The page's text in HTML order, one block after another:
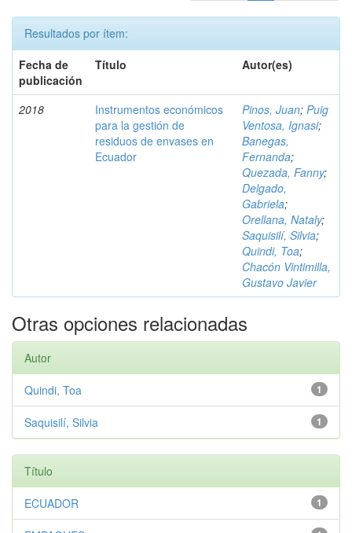
Resultados por ítem:
Fecha de
publicación
Título Autor(es)
2018
Instrumentos económicos
para la gestión de
residuos de envases en
Ecuador
Pinos, Juan; Puig
Ventosa, Ignasi;
Banegas,
Fernanda;
Quezada, Fanny;
Delgado,
Gabriela;
Orellana, Nataly;
Saquisilí, Silvia;
Quindi, Toa;
Chacón Vintimilla,
Gustavo Javier
Otras opciones relacionadas
Autor
1
Quindi, Toa
1
Saquisilí, Silvia
Título
1
ECUADOR